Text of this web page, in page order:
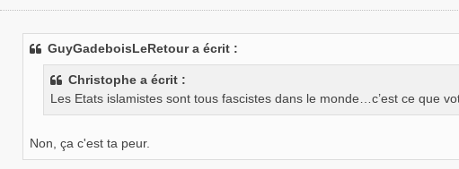
GuyGadeboisLeRetour a écrit :
Christophe a écrit :
Les Etats islamistes sont tous fascistes dans le monde…c’est ce que
Non, ça c'est ta peur.